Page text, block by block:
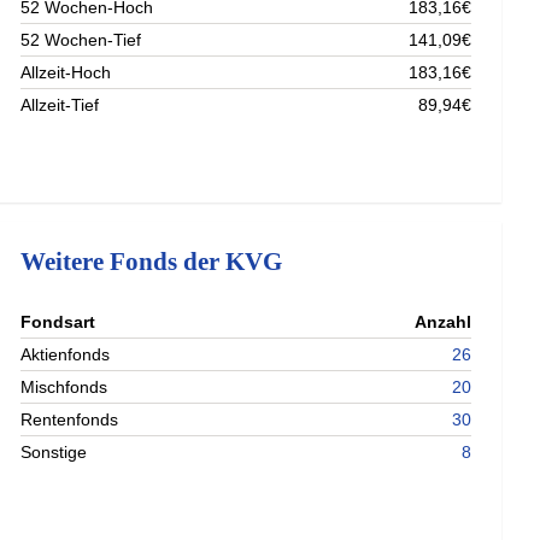
52 Wochen-Hoch
183,16€
52 Wochen-Tief
141,09€
Allzeit-Hoch
183,16€
Allzeit-Tief
89,94€
Weitere Fonds der KVG
Fondsart
Anzahl
Aktienfonds
26
Mischfonds
20
Rentenfonds
30
Sonstige
8